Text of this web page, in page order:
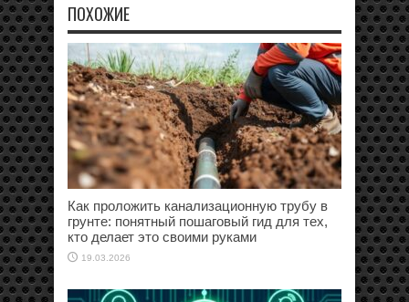
ПОХОЖИЕ
Как проложить канализационную трубу в
грунте: понятный пошаговый гид для тех,
кто делает это своими руками
19.03.2026